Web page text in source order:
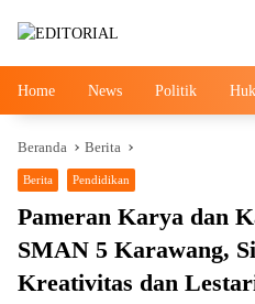
Home News Politik
Beranda Berita
Berita Pendidikan
Pameran Karya dan
SMAN 5 Karawang,
Kreativitas dan